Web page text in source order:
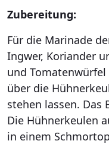
Zubereitung:
Für die Marinade
Ingwer, Koriander
und
über die
stehen lassen. Das
Die Hühnerkeulen
in einem